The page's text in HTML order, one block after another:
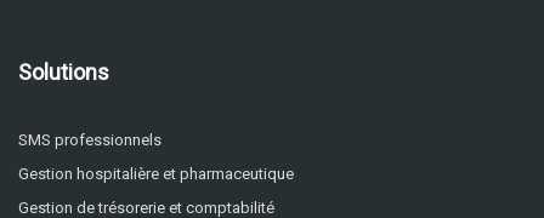
Solutions
SMS professionnels
Gestion hospitalière et pharmaceutique
Gestion de trésorerie et comptabilité